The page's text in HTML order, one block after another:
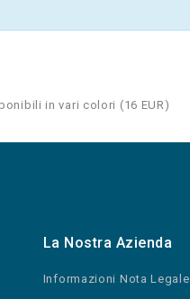
in vari colori (16 EUR )
La Nostra Azienda
Informazioni Nota Legale